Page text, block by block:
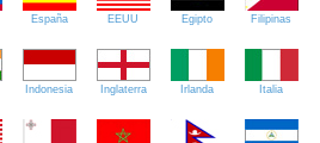
España EEUU Egipto Filipinas
Indonesia Inglaterra Irlanda Italia